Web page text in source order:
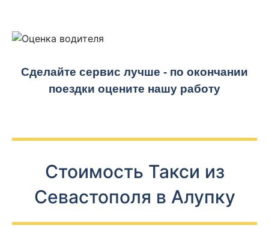
Сделайте сервис лучше - по окончании
поездки оцените нашу работу
Стоимость Такси из
Севастополя в Алупку